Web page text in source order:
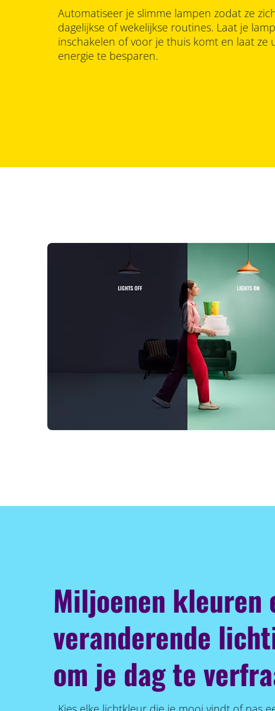
Automatiseer je slimme lampen zodat ze
dagelijkse of wekelijkse routines. Laat je
inschakelen of voor je thuis komt en laat ze
energie te besparen.
Miljoenen kleuren
veranderende
om je dag te